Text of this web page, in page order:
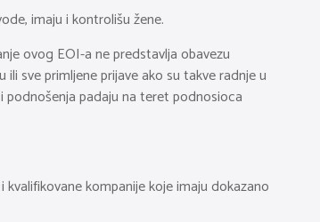
imaju i kontrolišu žene.
ovog EOI-a ne predstavlja obavezu
sve primljene prijave ako su takve radnje u
podnošenja padaju na teret podnosioca
kompanije koje imaju dokazano